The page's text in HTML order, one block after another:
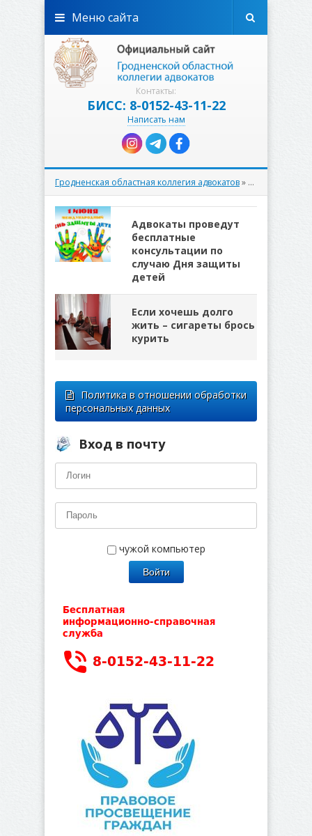
Контакты:
БИСС: 8-0152-43-11-22
Написать нам
Меню сайта
Гродненская областная коллегия адвокатов» Материалы за 27.05.2022
Адвокаты проведут
бесплатные
консультации по
случаю Дня защиты
детей
Если хочешь долго
жить – сигареты брось
курить
Политика в отношении обработки
персональных данных
Вход в почту
чужой компьютер